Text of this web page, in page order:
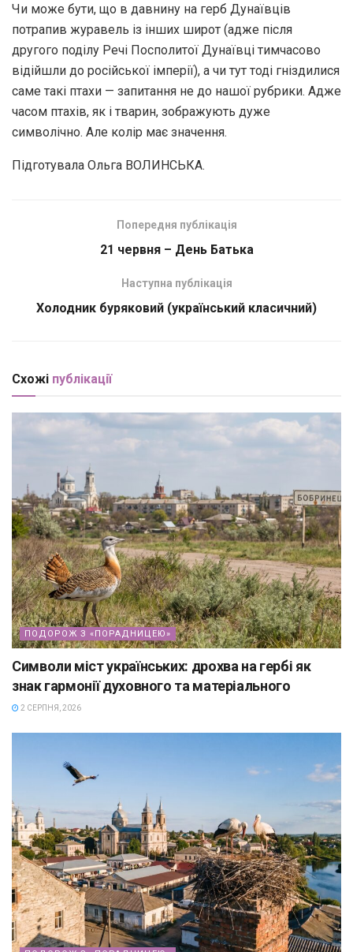
Чи може бути, що в давнину на герб Дунаївців
потрапив журавель із інших широт (адже після
другого поділу Речі Посполитої Дунаївці тимчасово
відійшли до російської імперії), а чи тут тоді гніздилися
саме такі птахи — запитання не до нашої рубрики. Адже
часом птахів, як і тварин, зображують дуже
символічно. Але колір має значення.
Підготувала Ольга ВОЛИНСЬКА.
Попередня публікація
21 червня – День Батька
Наступна публікація
Холодник буряковий (український класичний)
Схожі публікації
ПОДОРОЖ З «ПОРАДНИЦЕЮ»
Символи міст українських: дрохва на гербі як
знак гармонії духовного та матеріального
2 СЕРПНЯ, 2026